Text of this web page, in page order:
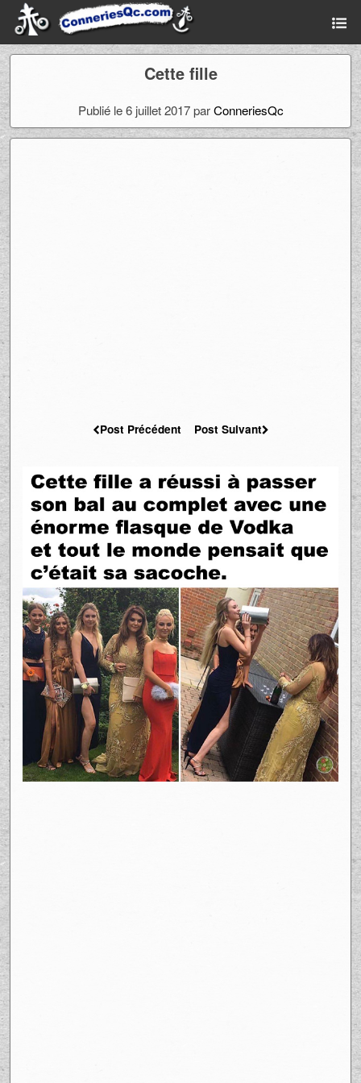
Cette fille
Publié le 6 juillet 2017 parConneriesQc
Post Précédent Post Suivant